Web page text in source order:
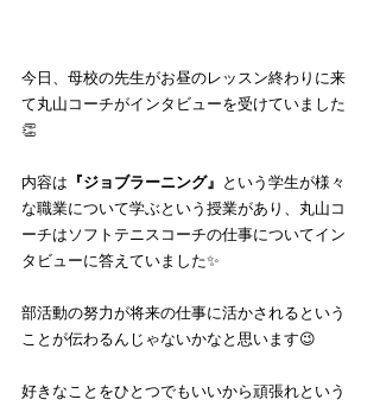
今日、母校の先生がお昼のレッスン終わりに来
て丸山コーチがインタビューを受けていました
👏
内容は 『ジョブラーニング』 という学生が様々
な職業について学ぶという授業があり、丸山コ
ーチはソフトテニスコーチの仕事についてイン
タビューに答えていました✨
部活動の努力が将来の仕事に活かされるという
ことが伝わるんじゃないかなと思います😉
好きなことをひとつでもいいから頑張れという